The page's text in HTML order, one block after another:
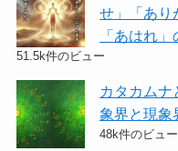
せ」「あり
「あはれ
51.5k件のビュー
カタカム
象界と現象
48k件のビュー